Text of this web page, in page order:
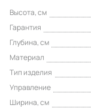
Высота, см
Гарантия
Глубина, см
Материал
Тип изделия
Управление
Ширина, см